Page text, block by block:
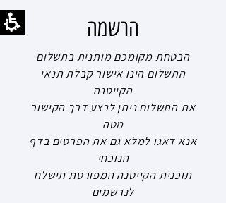
הרשמה
הבטחת מקומכם מותנית בתשלום
התשלום הינו אישור קבלת תנאי
הקייטנה
את התשלום ניתן לבצע דרך הקישור
מטה
אנא דאגו למלא גם את הפרטים בדף
הנוכחי
תוכנית הקייטנה המפורטת תישלח
לנרשמים